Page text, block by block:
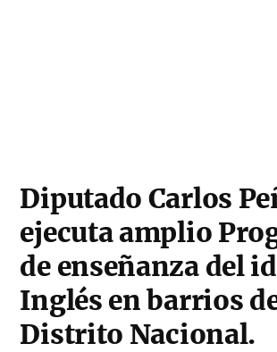
Diputado Carlos
ejecuta amplio
de enseñanza del
Inglés en barrios
Distrito Nacional.